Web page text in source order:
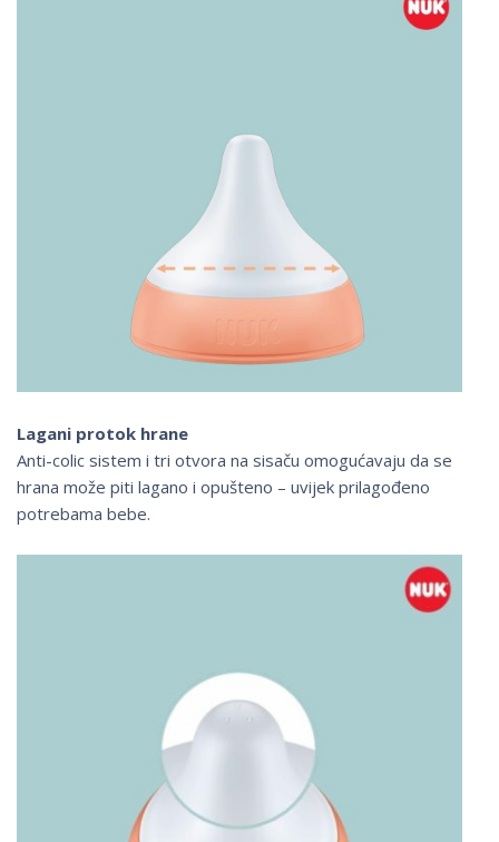
Lagani protok hrane
Anti-colic sistem i tri otvora na sisaču omogućavaju da se
hrana može piti lagano i opušteno – uvijek prilagođeno
potrebama bebe.